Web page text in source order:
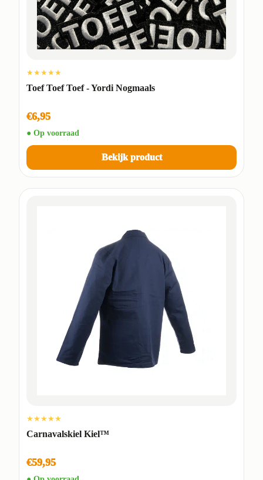
★★★★★
Toef Toef Toef - Yordi Nogmaals
€6,95
● Op voorraad
Bekijk product
★★★★★
Carnavalskiel Kiel™
€59,95